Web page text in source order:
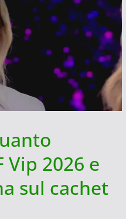
Vip 2026 e
sul cachet